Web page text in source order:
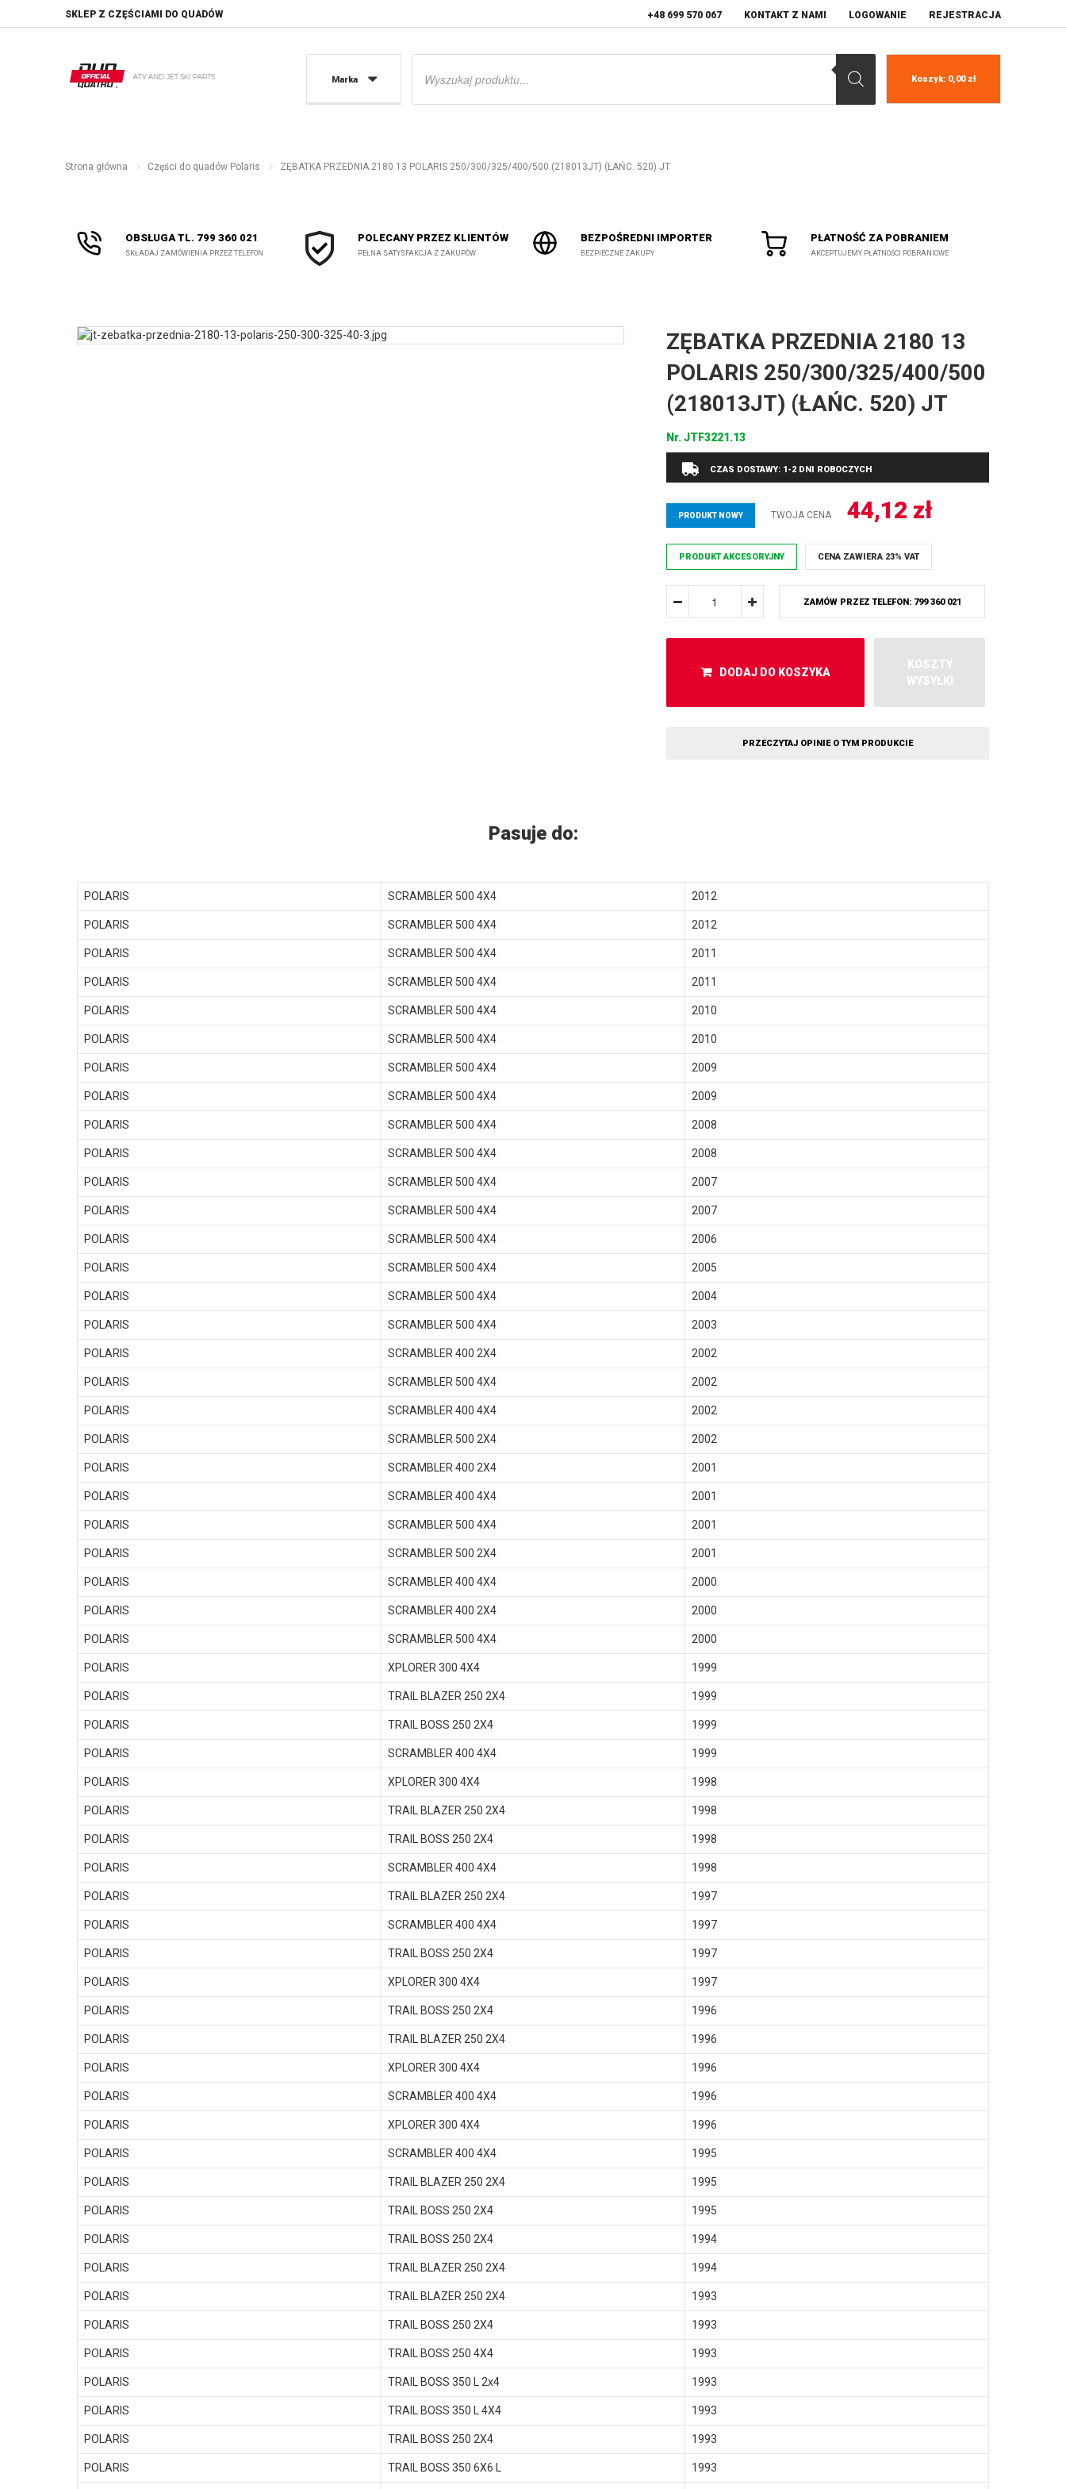
SKLEP Z CZĘŚCIAMI DO QUADÓW +48 699 570 067 KONTAKT Z NAMI LOGOWANIE REJESTRACJA
Marka
Wyszukiwarka
Koszyk: 0,00 zł
Strona główna Części do quadów Polaris ZĘBATKA PRZEDNIA 2180 13 POLARIS 250/300/325/400/500 (218013JT) (ŁAŃC. 520) JT
OBSŁUGA TL. 799 360 021
SKŁADAJ ZAMÓWIENIA PRZEZ TELEFON
POLECANY PRZEZ KLIENTÓW
PEŁNA SATYSFAKCJA Z ZAKUPÓW
BEZPOŚREDNI IMPORTER
BEZPIECZNE ZAKUPY
PŁATNOŚĆ ZA POBRANIEM
AKCEPTUJEMY PŁATNOŚCI POBRANIOWE
ZĘBATKA PRZEDNIA 2180 13
POLARIS 250/300/325/400/500
(218013JT) (ŁAŃC. 520) JT
Nr.JTF3221.13
CZAS DOSTAWY: 1-2 DNI ROBOCZYCH
PRODUKT NOWY TWOJA CENA 44,12 zł
PRODUKT AKCESORYJNY CENA ZAWIERA 23% VAT
ZAMÓW PRZEZ TELEFON: 799 360 021
DODAJ DO KOSZYKA
KOSZTY
WYSYŁKI
PRZECZYTAJ OPINIE O TYM PRODUKCIE
Pasuje do:
POLARIS SCRAMBLER 500 4X4 2012
POLARIS SCRAMBLER 500 4X4 2012
POLARIS SCRAMBLER 500 4X4 2011
POLARIS SCRAMBLER 500 4X4 2011
POLARIS SCRAMBLER 500 4X4 2010
POLARIS SCRAMBLER 500 4X4 2010
POLARIS SCRAMBLER 500 4X4 2009
POLARIS SCRAMBLER 500 4X4 2009
POLARIS SCRAMBLER 500 4X4 2008
POLARIS SCRAMBLER 500 4X4 2008
POLARIS SCRAMBLER 500 4X4 2007
POLARIS SCRAMBLER 500 4X4 2007
POLARIS SCRAMBLER 500 4X4 2006
POLARIS SCRAMBLER 500 4X4 2005
POLARIS SCRAMBLER 500 4X4 2004
POLARIS SCRAMBLER 500 4X4 2003
POLARIS SCRAMBLER 400 2X4 2002
POLARIS SCRAMBLER 500 4X4 2002
POLARIS SCRAMBLER 400 4X4 2002
POLARIS SCRAMBLER 500 2X4 2002
POLARIS SCRAMBLER 400 2X4 2001
POLARIS SCRAMBLER 400 4X4 2001
POLARIS SCRAMBLER 500 4X4 2001
POLARIS SCRAMBLER 500 2X4 2001
POLARIS SCRAMBLER 400 4X4 2000
POLARIS SCRAMBLER 400 2X4 2000
POLARIS SCRAMBLER 500 4X4 2000
POLARIS XPLORER 300 4X4 1999
POLARIS TRAIL BLAZER 250 2X4 1999
POLARIS TRAIL BOSS 250 2X4 1999
POLARIS SCRAMBLER 400 4X4 1999
POLARIS XPLORER 300 4X4 1998
POLARIS TRAIL BLAZER 250 2X4 1998
POLARIS TRAIL BOSS 250 2X4 1998
POLARIS SCRAMBLER 400 4X4 1998
POLARIS TRAIL BLAZER 250 2X4 1997
POLARIS SCRAMBLER 400 4X4 1997
POLARIS TRAIL BOSS 250 2X4 1997
POLARIS XPLORER 300 4X4 1997
POLARIS TRAIL BOSS 250 2X4 1996
POLARIS TRAIL BLAZER 250 2X4 1996
POLARIS XPLORER 300 4X4 1996
POLARIS SCRAMBLER 400 4X4 1996
POLARIS XPLORER 300 4X4 1996
POLARIS SCRAMBLER 400 4X4 1995
POLARIS TRAIL BLAZER 250 2X4 1995
POLARIS TRAIL BOSS 250 2X4 1995
POLARIS TRAIL BOSS 250 2X4 1994
POLARIS TRAIL BLAZER 250 2X4 1994
POLARIS TRAIL BLAZER 250 2X4 1993
POLARIS TRAIL BOSS 250 2X4 1993
POLARIS TRAIL BOSS 250 4X4 1993
POLARIS TRAIL BOSS 350 L 2x4 1993
POLARIS TRAIL BOSS 350 L 4X4 1993
POLARIS TRAIL BOSS 250 2X4 1993
POLARIS TRAIL BOSS 350 6X6 L 1993